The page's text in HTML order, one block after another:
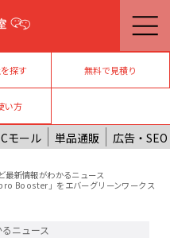
探す
submenu
無料で見積り
い方
submenu
モール 単品通販 広告・SEO
最新情報がわかるニュース
Booster」をエバーグリーンワークス
ニュース